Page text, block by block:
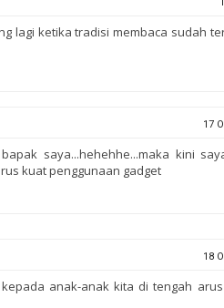
lagi ketika tradisi membaca sudah
17
saya...hehehhe...maka kini
kuat penggunaan gadget
18
anak-anak kita di tengah